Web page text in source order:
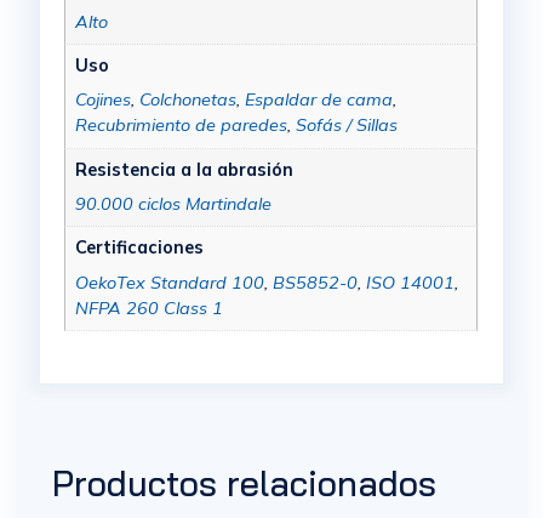
Alto
Uso
Cojines, Colchonetas, Espaldar de cama,
Recubrimiento de paredes, Sofás / Sillas
Resistencia a la abrasión
90.000 ciclos Martindale
Certificaciones
OekoTex Standard 100, BS5852-0, ISO 14001,
NFPA 260 Class 1
Productos relacionados